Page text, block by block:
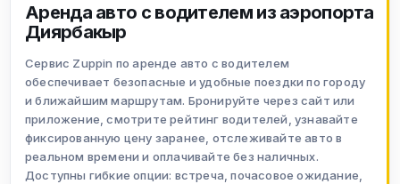
Аренда авто с водителем из аэропорта
Диярбакыр
Сервис Zuppin по аренде авто с водителем
обеспечивает безопасные и удобные поездки по городу
и ближайшим маршрутам. Бронируйте через сайт или
приложение, смотрите рейтинг водителей, узнавайте
фиксированную цену заранее, отслеживайте авто в
реальном времени и оплачивайте без наличных.
Доступны гибкие опции: встреча, почасовое ожидание,